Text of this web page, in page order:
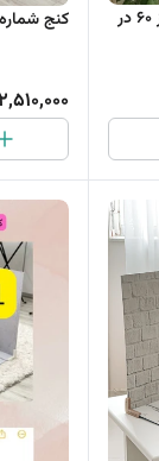
بکدراب عکاسی نیروانا سایز 60 در
کنج شماره 17 پک سایز 60 در 60